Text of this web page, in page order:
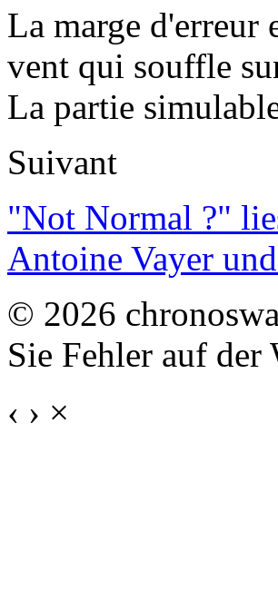
La marge d'erreur
vent qui souffle
La partie
Suivant
"Not Normal ?"
Antoine Vayer
© 2026
Sie Fehler auf der
‹ › ×